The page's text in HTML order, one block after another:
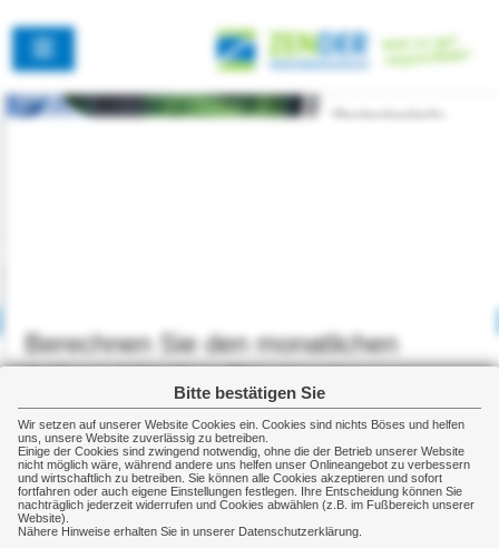
Bitte bestätigen Sie
Wir setzen auf unserer Website Cookies ein. Cookies sind nichts Böses und helfen
uns, unsere Website zuverlässig zu betreiben.
Einige der Cookies sind zwingend notwendig, ohne die der Betrieb unserer Website
nicht möglich wäre, während andere uns helfen unser Onlineangebot zu verbessern
und wirtschaftlich zu betreiben. Sie können alle Cookies akzeptieren und sofort
fortfahren oder auch eigene Einstellungen festlegen. Ihre Entscheidung können Sie
nachträglich jederzeit widerrufen und Cookies abwählen (z.B. im Fußbereich unserer
Website).
Nähere Hinweise erhalten Sie in unserer Datenschutzerklärung.
Home
Altersrentenrechner
Rentenbedarfsrechner
Ansparrechner
Renditerechner
Zinsrechner
Newsticker:
Impressum
Cookie-Einstellungen
Berechnen Sie den monatlichen
Aufwand für Ihre Privatrente
Gewünschte Privatrente
(monatlich, nach heutiger Kaufkraft)
Euro (voller Betrag)